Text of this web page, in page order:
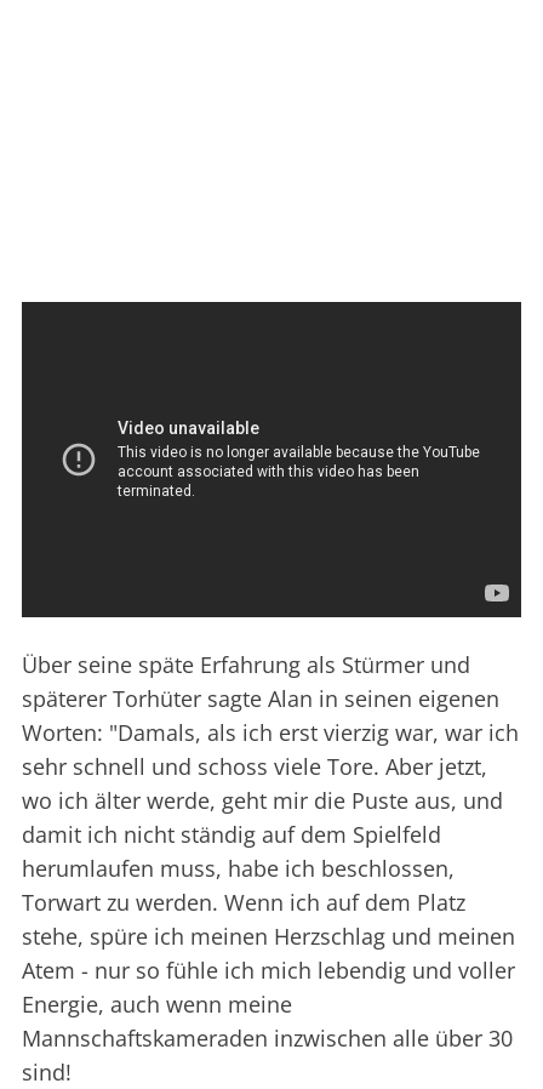
Über seine späte Erfahrung als Stürmer und
späterer Torhüter sagte Alan in seinen eigenen
Worten: "Damals, als ich erst vierzig war, war ich
sehr schnell und schoss viele Tore. Aber jetzt,
wo ich älter werde, geht mir die Puste aus, und
damit ich nicht ständig auf dem Spielfeld
herumlaufen muss, habe ich beschlossen,
Torwart zu werden. Wenn ich auf dem Platz
stehe, spüre ich meinen Herzschlag und meinen
Atem - nur so fühle ich mich lebendig und voller
Energie, auch wenn meine
Mannschaftskameraden inzwischen alle über 30
sind!